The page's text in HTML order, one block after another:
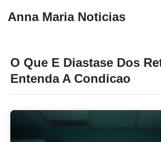
conteúdo
Anna Maria Noticias
O Que E Diastase Dos
Entenda A Condicao